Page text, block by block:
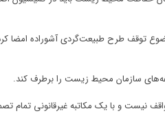
توقف طرح طبیعت‌گردی آشوراده امضا
سازمان محیط زیست را برطرف کند.
نیست و با یک مکاتبه غیرقانونی تمام